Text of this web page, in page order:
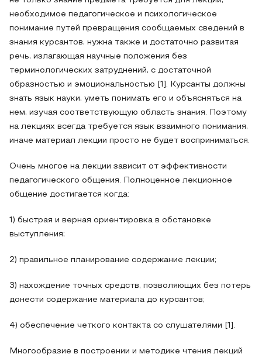
необходимое педагогическое и психологическое
понимание путей превращения сообщаемых сведений в
знания курсантов, нужна также и достаточно развитая
речь, излагающая научные положения без
терминологических затруднений, с достаточной
образностью и эмоциональностью [1]. Курсанты должны
знать язык науки, уметь понимать его и объясняться на
нем, изучая соответствующую область знания. Поэтому
на лекциях всегда требуется язык взаимного понимания,
иначе материал лекции просто не будет восприниматься.
Очень многое на лекции зависит от эффективности
педагогического общения. Полноценное лекционное
общение достигается когда:
1) быстрая и верная ориентировка в обстановке
выступления;
2) правильное планирование содержание лекции;
3) нахождение точных средств, позволяющих без потерь
донести содержание материала до курсантов;
4) обеспечение четкого контакта со слушателями [1].
Многообразие в построении и методике чтения лекций